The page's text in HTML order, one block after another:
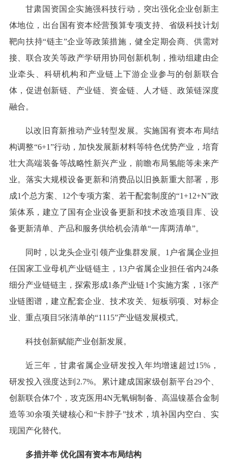
甘肃国资国企实施强科技行动，突出强化企业创新主
体地位，出台国有资本经营预算专项支持、省级科技计划
靶向扶持“链主”企业等政策措施，健全定期会商、供需对
接、联合攻关等政产学研用协同创新机制，推动组建由企
业牵头、科研机构和产业链上下游企业参与的创新联合
体，促进创新链、产业链、资金链、人才链、政策链深度
融合。
以改旧育新推动产业转型发展。实施国有资本布局结
构调整“6+1”行动，加快发展新材料等特色优势产业，培育
壮大高端装备等战略性新兴产业，前瞻布局氢能等未来产
业。落实大规模设备更新和消费品以旧换新重大部署，形
成1个总方案、12个专项方案、若干配套制度的“1+12+N”政
策体系，建立了国有企业设备更新和技术改造项目库、设
备更新清单、产品和服务供给机会清单“一库两清单”。
同时，以龙头企业引领产业集群发展。1户省属企业担
任国家工业母机产业链链主，13户省属企业担任省内24条
细分产业链链主，探索形成1条产业链1个实施方案，1张产
业链图谱，建立配套企业、技术攻关、短板弱项、对标企
业、重点项目5张清单的“1115”产业链发展模式。
科技创新赋能产业创新发展。
近三年，甘肃省属企业研发投入年均增速超过15%，
研发投入强度达到2.7%。累计建成国家级创新平台29个、
创新联合体7个，攻克医用4N无氧铜制备、高温镍基合金制
造等30余项关键核心和“卡脖子”技术，填补国内空白、实
现国产化替代。
多措并举 优化国有资本布局结构